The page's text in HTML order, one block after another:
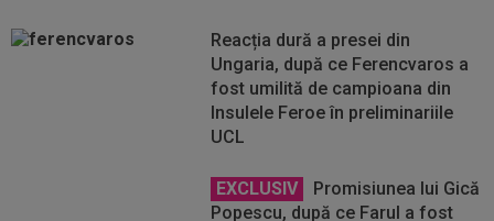
Reacția dură a presei din
Ungaria, după ce Ferencvaros a
fost umilită de campioana din
Insulele Feroe în preliminariile
UCL
EXCLUSIV
Promisiunea lui Gică
Popescu, după ce Farul a fost